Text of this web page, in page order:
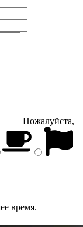
Пожалуйста,
время.